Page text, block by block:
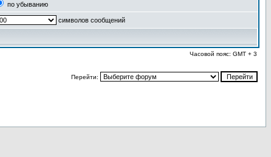
по убыванию
символов сообщений
Часовой пояс: GMT + 3
Перейти: